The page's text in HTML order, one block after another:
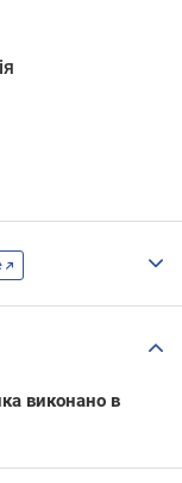
виконано в